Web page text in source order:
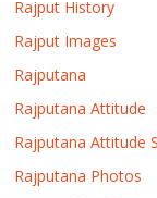
Rajput History
Rajput Images
Rajputana
Rajputana Attitude
Rajputana Attitude
Rajputana Photos